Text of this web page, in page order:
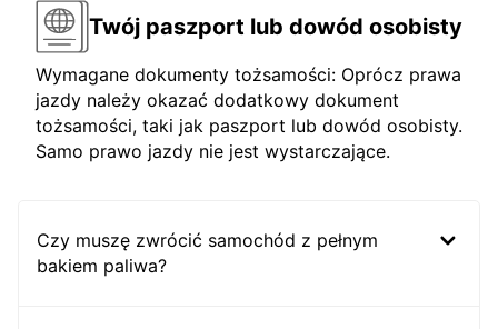
Twój paszport lub dowód osobisty
Wymagane dokumenty tożsamości: Oprócz prawa
jazdy należy okazać dodatkowy dokument
tożsamości, taki jak paszport lub dowód osobisty.
Samo prawo jazdy nie jest wystarczające.
Czy muszę zwrócić samochód z pełnym
bakiem paliwa?